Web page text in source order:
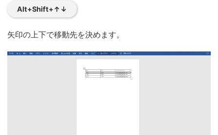
Alt+Shift+↑↓
矢印の上下で移動先を決めます。